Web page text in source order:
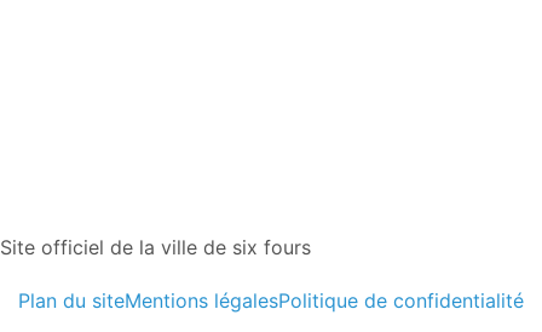
Site officiel de la ville de six fours
Plan du siteMentions légalesPolitique de confidentialité